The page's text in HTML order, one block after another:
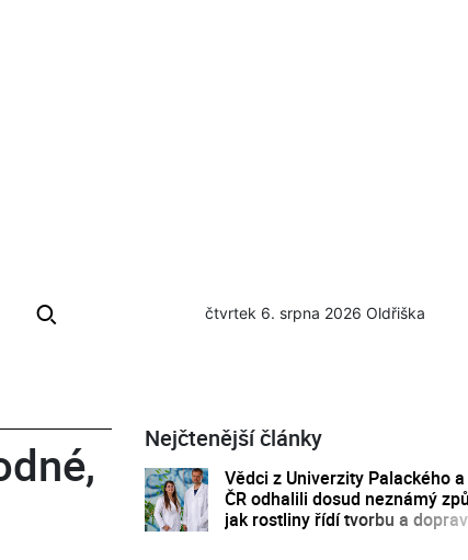
čtvrtek 6. srpna 2026 Oldřiška
Nejčtenější články
Vědci z Univerzity Palackého a
ČR odhalili dosud neznámý
jak rostliny řídí tvorbu a